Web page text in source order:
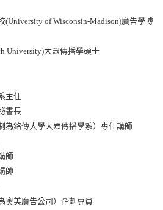
of Wisconsin-Madison)廣告學博
University)大眾傳播學碩士
主任
書長
為銘傳大學大眾傳播學系）專任講師
師
師
奧美廣告公司）企劃專員